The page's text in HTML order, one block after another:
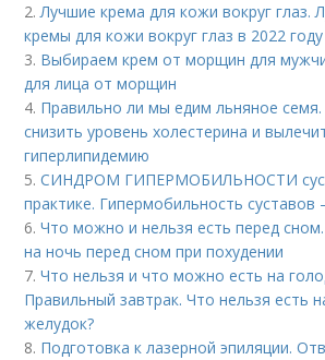
2.Лучшие крема для кожи вокруг глаз.
кремы для кожи вокруг глаз в 2022 году
3. Выбираем крем от морщин для
для лица от морщин
4. Правильно ли мы едим льняное
снизить уровень холестерина и
гиперлипидемию
5.СИНДРОМ ГИПЕРМОБИЛЬНОСТИ
практике. Гипермобильность суставов
6.Что можно и нельзя есть перед
на ночь перед сном при похудении
7.Что нельзя и что можно есть на
Правильный завтрак. Что нельзя есть
желудок?
8. Подготовка к лазерной эпиляции.